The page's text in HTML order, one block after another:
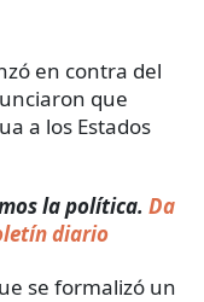
en contra del
que
a los Estados
la política. Da
diario
se formalizó un